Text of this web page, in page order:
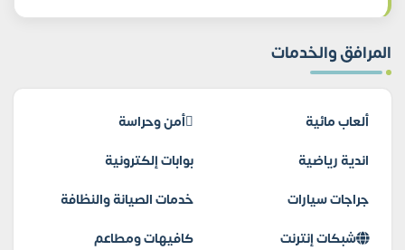
المرافق والخدمات
ألعاب مائية
أمن وحراسة
اندية رياضية
بوابات إلكترونية
جراجات سيارات
خدمات الصيانة والنظافة
شبكات إنترنت
كافيهات ومطاعم